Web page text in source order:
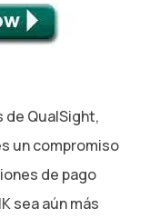
QualSight,
un compromiso
de pago
sea aún más